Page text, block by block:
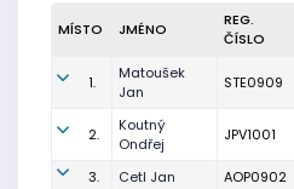
MÍSTO JMÉNO
REG.
ČÍSLO
1.
Matoušek
Jan
STE0909
2.
Koutný
Ondřej
JPV1001
3. Cetl Jan AOP0902